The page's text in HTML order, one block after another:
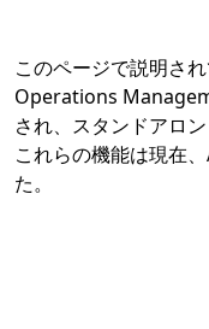
このページで説明さ
Operations
され、スタンドアロ
これらの機能は現在
た。